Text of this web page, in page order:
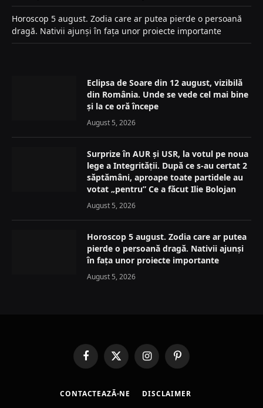
Horoscop 5 august. Zodia care ar putea pierde o persoană
dragă. Nativii ajunși în fața unor proiecte importante
Eclipsa de Soare din 12 august, vizibilă
din România. Unde se vede cel mai bine
și la ce oră începe
August 5, 2026
Surprize în AUR și USR, la votul pe noua
lege a Integrității. După ce s-au certat 2
săptămâni, aproape toate partidele au
votat „pentru” Ce a făcut Ilie Bolojan
August 5, 2026
Horoscop 5 august. Zodia care ar putea
pierde o persoană dragă. Nativii ajunși
în fața unor proiecte importante
August 5, 2026
FacebookX
(Twitter)
InstagramPinterest
CONTACTEAZĂ-NE
DISCLAIMER